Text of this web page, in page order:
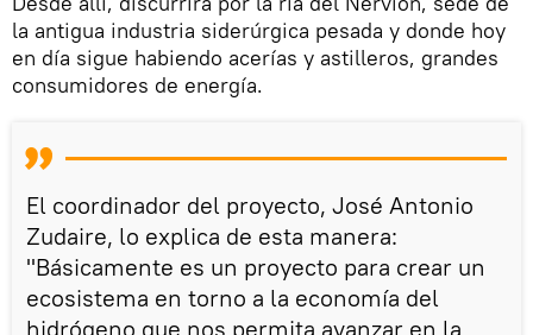
la antigua industria siderúrgica pesada y donde hoy
en día sigue habiendo acerías y astilleros, grandes
consumidores de energía.
El coordinador del proyecto, José Antonio
Zudaire, lo explica de esta manera:
"Básicamente es un proyecto para crear un
ecosistema en torno a la economía del
hidrógeno que nos permita avanzar en la